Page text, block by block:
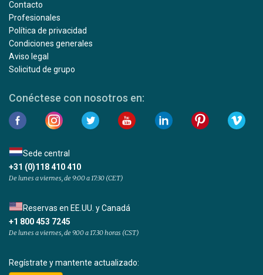
Contacto
Profesionales
Política de privacidad
Condiciones generales
Aviso legal
Solicitud de grupo
Conéctese con nosotros en:
Sede central
+31 (0)118 410 410
De lunes a viernes, de 9:00 a 17:30 (CET)
Reservas en EE.UU. y Canadá
+1 800 453 7245
De lunes a viernes, de 9.00 a 17.30 horas (CST)
Regístrate y mantente actualizado: